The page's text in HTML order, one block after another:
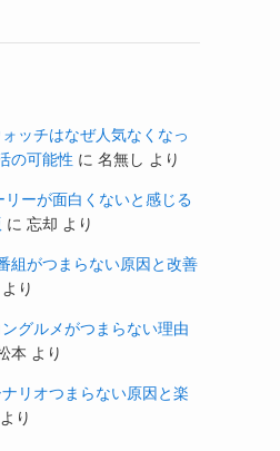
ォッチはなぜ人気なくなっ
の可能性 に 名無し より
リーが面白くないと感じる
に 忘却 より
組がつまらない原因と改善
より
ングルメがつまらない理由
本 より
ナリオつまらない原因と楽
より